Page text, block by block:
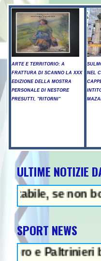
ARTE E TERRITORIO: A
FRATTURA DI SCANNO LA XXX
EDIZIONE DELLA MOSTRA
PERSONALE DI NESTORE
PRESUTTI, "RITORNI"
NEL
ULTIME NOTIZIE
bollita -
SPORT NEWS
bronzo